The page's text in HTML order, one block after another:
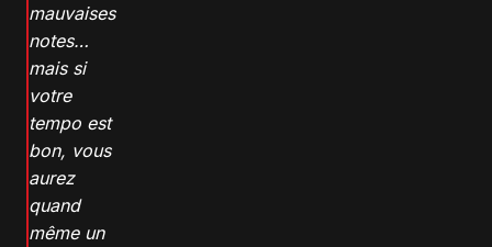
mauvaises
notes…
mais si
votre
tempo est
bon, vous
aurez
quand
même un